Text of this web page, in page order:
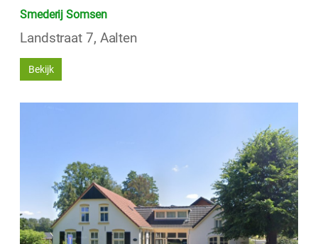
Smederij Somsen
Landstraat 7, Aalten
Bekijk